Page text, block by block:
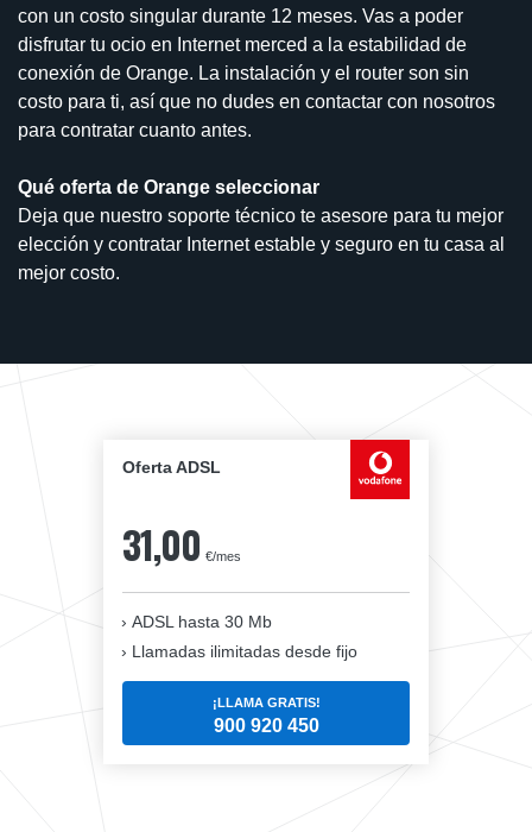
con un costo singular durante 12 meses. Vas a poder
disfrutar tu ocio en Internet merced a la estabilidad de
conexión de Orange. La instalación y el router son sin
costo para ti, así que no dudes en contactar con nosotros
para contratar cuanto antes.
Qué oferta de Orange seleccionar
Deja que nuestro soporte técnico te asesore para tu mejor
elección y contratar Internet estable y seguro en tu casa al
mejor costo.
Oferta ADSL
31,00 €/mes
ADSL hasta 30 Mb
Llamadas ilimitadas desde fijo
¡LLAMA GRATIS!
900 920 450